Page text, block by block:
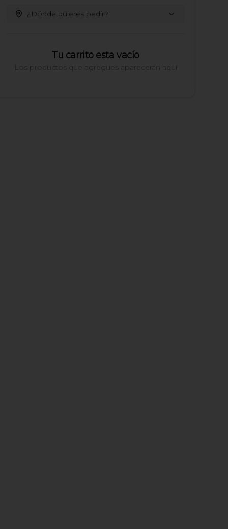
¿Dónde quieres pedir?
Tu carrito esta vacío
Los productos que agregues aparecerán aquí